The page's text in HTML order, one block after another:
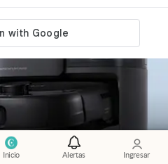
Inicio Alertas Ingresar